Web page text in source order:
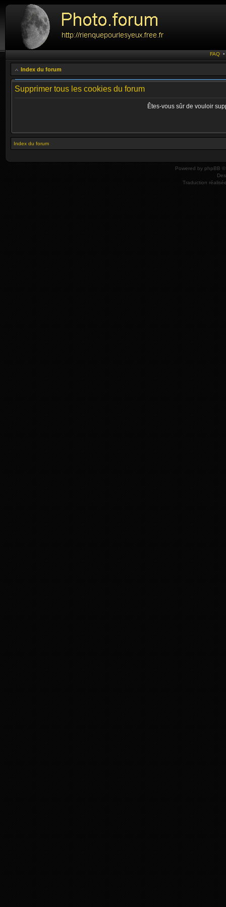
FAQ
Index du forum
Supprimer tous les cookies du forum
Êtes-vous sûr de vouloir
Index du forum
Powered by phpBB ©
Traduction